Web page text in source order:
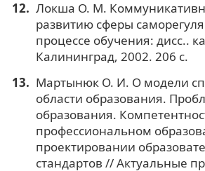
Локша О. М.
развитию сферы
процессе обучения: дисс..
Калининград, 2002. 206 c.
Мартынюк О. И. О модели
области образования.
образования.
профессиональном
проектировании
стандартов // Актуальные